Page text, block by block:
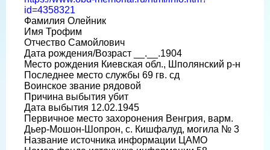
id=4358321
Фамилия Олейник
Имя Трофим
Отчество Самойлович
Дата рождения/Возраст __.__.1904
Место рождения Киевская обл., Шполянский р-н
Последнее место службы 69 гв. сд
Воинское звание рядовой
Причина выбытия убит
Дата выбытия 12.02.1945
Первичное место захоронения Венгрия, варм.
Дьер-Мошон-Шопрон, с. Кишфалуд, могила № 3
Название источника информации ЦАМО